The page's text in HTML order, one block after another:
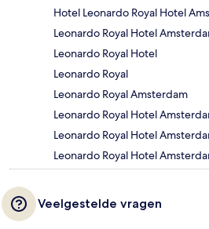
Hotel Leonardo Royal Hotel
Leonardo Royal Hotel
Leonardo Royal Hotel
Leonardo Royal
Leonardo Royal Amsterdam
Leonardo Royal Hotel
Leonardo Royal Hotel
Leonardo Royal Hotel
Veelgestelde vragen